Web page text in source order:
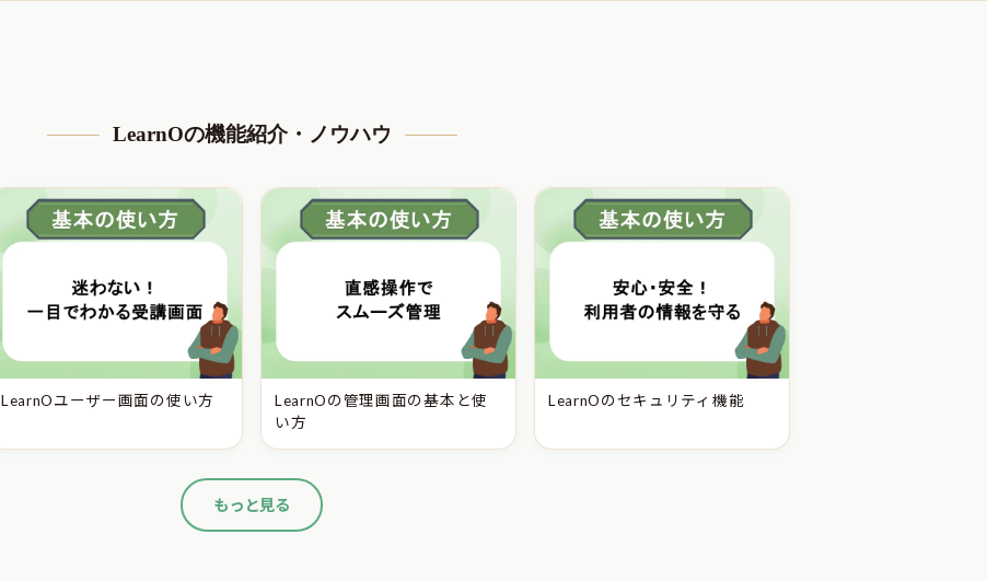
LearnOの機能紹介・ノウハウ
LearnOユーザー画面の使い方
LearnOの管理画面の基本と使
い方
LearnOのセキュリティ機能
もっと見る